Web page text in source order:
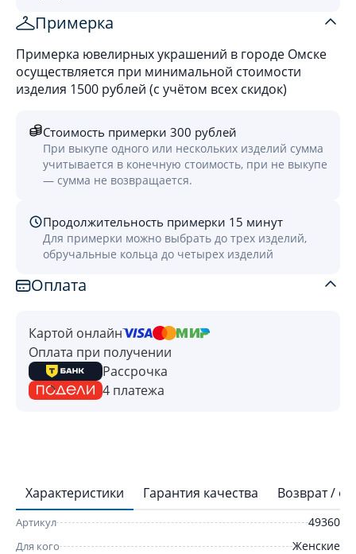
Примерка
Примерка ювелирных украшений в городе Омске
осуществляется при минимальной стоимости
изделия 1500 рублей (с учётом всех скидок)
Стоимость примерки 300 рублей
При выкупе одного или нескольких изделий сумма
учитывается в конечную стоимость, при не выкупе
— сумма не возвращается.
Продолжительность примерки 15 минут
Для примерки можно выбрать до трех изделий,
обручальные кольца до четырех изделий
Оплата
Картой онлайн
Оплата при получении
Рассрочка
4 платежа
Характеристики Гарантия качества Возврат /
Артикул 49360
Для кого Женские